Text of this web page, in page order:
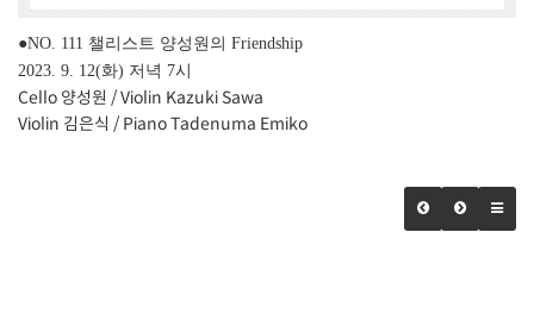
●NO. 111 챌리스트 양성원의 Friendship
2023. 9. 12(화) 저녁 7시
Cello 양성원 / Violin Kazuki Sawa
Violin 김은식 / Piano Tadenuma Emiko